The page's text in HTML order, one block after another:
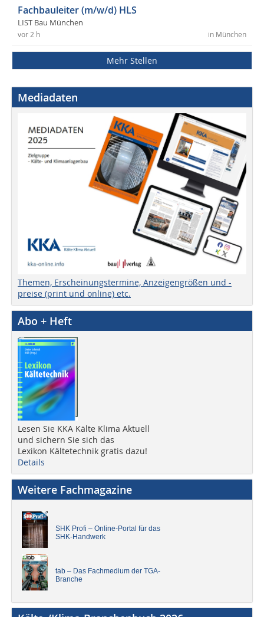
Fachbauleiter (m/w/d) HLS
LIST Bau München
in München
vor 2 h
Mehr Stellen
Mediadaten
Themen, Erscheinungstermine, Anzeigengrößen und -
preise (print und online) etc.
Abo + Heft
Lesen Sie KKA Kälte Klima Aktuell
und sichern Sie sich das
Lexikon Kältetechnik gratis dazu!
Details
Weitere Fachmagazine
SHK Profi – Online-Portal für das
SHK-Handwerk
tab – Das Fachmedium der TGA-
Branche